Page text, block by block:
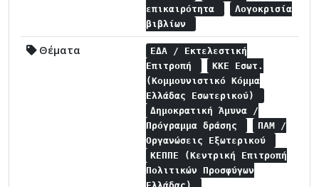
επικαιρότητα
Λογοκρισία
βιβλίων
Θέματα
ΕΔΑ / Εκτελεστική
Επιτροπή
ΚΚΕ Εσωτ.
(Κομμουνιστικό Κόμμα
Ελλάδας Εσωτερικού)
Δημοκρατική Άμυνα /
Πρόγραμμα δράσης
ΠΑΜ /
Οργανώσεις Εξωτερικού
ΚΕΠΠΕ (Κεντρική Επιτροπή
Πολιτικών Προσφύγων